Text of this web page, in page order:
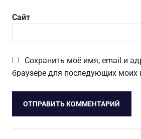
Сайт
Сохранить моё имя, email и
браузере для последующих моих